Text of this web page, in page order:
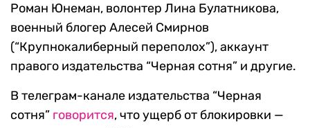
Роман Юнеман, волонтер Лина Булатникова,
военный блогер Алесей Смирнов
(“Крупнокалиберный переполох”), аккаунт
правого издательства “Черная сотня” и другие.
В телеграм-канале издательства “Черная
сотня” говорится, что ущерб от блокировки —